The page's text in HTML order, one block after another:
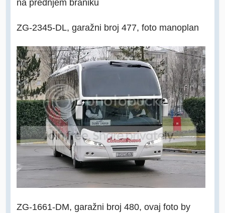
na prednjem braniku
ZG-2345-DL, garažni broj 477, foto manoplan
ZG-1661-DM, garažni broj 480, ovaj foto by